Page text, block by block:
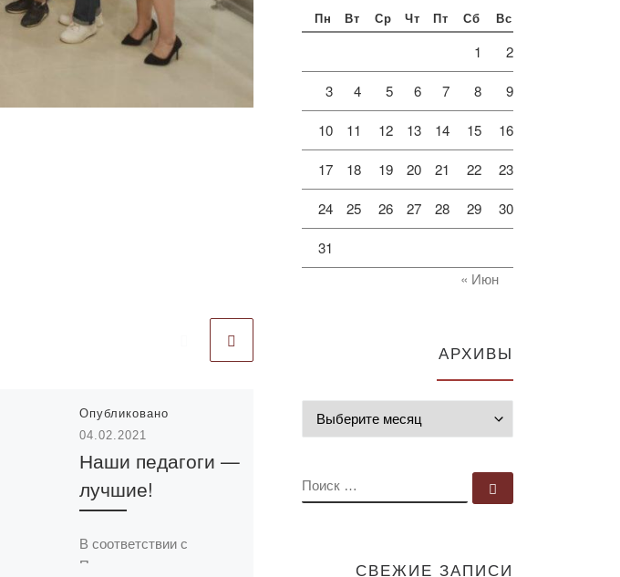
Опубликовано
04.02.2021
Наши педагоги —
лучшие!
В соответствии с
Приказом председателя
Опубликовано
05.10.2019
олимпиада
Пн Вт Ср Чт Пт Сб Вс
1 2
3 4 5 6 7 8 9
10 11 12 13 14 15 16
17 18 19 20 21 22 23
24 25 26 27 28 29 30
31
« Июн
АРХИВЫ
ПОИСК
СВЕЖИЕ ЗАПИСИ